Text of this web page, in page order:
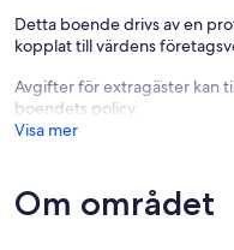
Detta boende drivs av en
kopplat till värdens
Avgifter för extragäster kan
boendets policy.
Visa mer
Om området